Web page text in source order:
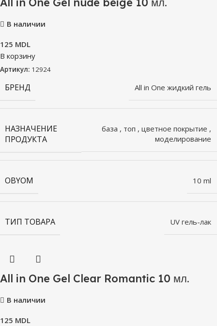
В наличии
125 MDL
В корзину
Артикул: 12924
БРЕНД All in One жидкий гель
НАЗНАЧЕНИЕ
ПРОДУКТА
база , топ , цветное покрытие ,
моделирование
OBYOM 10 ml
ТИП ТОВАРА UV гель-лак
All in One Gel Clear Romantic 10 мл.
В наличии
125 MDL